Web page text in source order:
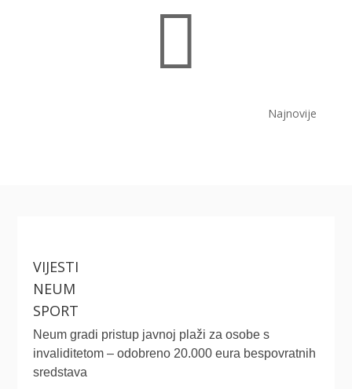

Najnovije
VIJESTI
NEUM
SPORT
Neum gradi pristup javnoj plaži za osobe s
invaliditetom – odobreno 20.000 eura bespovratnih
sredstava